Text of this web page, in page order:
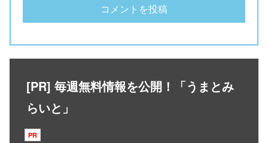
[PR] 毎週無料情報を公開！「うまとみ
らいと」